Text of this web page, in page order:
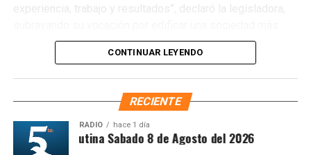
importantes de Quintana Roo directamente
en tu teléfono.
Unirme al canal de WhatsApp
experiencia, trabajo y resultados”, declaró la legisladora,
justa, unida y equitativa.
priorizando la atención a sectores vulnerables. Asimismo,
es ampliamente reconocida por abanderar el fuerte
movimiento ciudadano contra la concesionaria Aguakan,
CONTINUAR LEYENDO
RECIENTE
RADIO hace 1 día
Síntesis Matutina Sabado 8 de Agosto del 2026